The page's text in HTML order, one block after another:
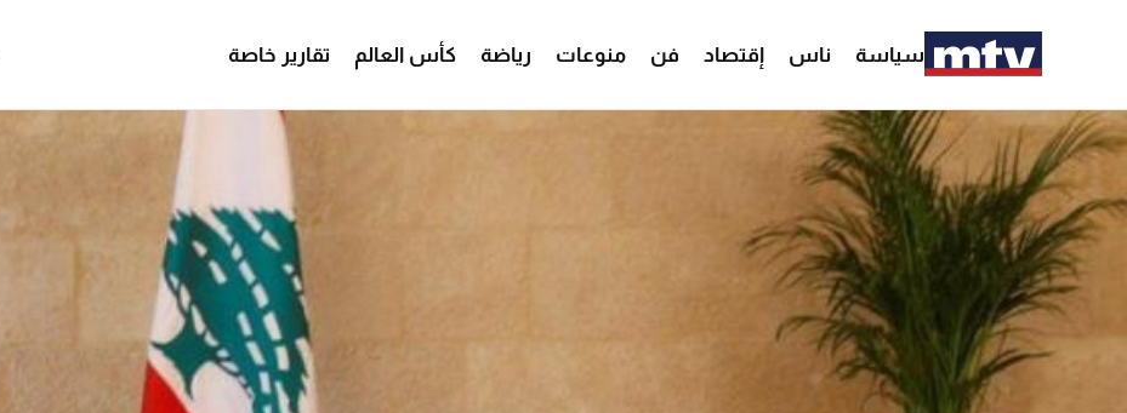
سياسة ناس إقتصاد فن منوعات رياضة كأس العالم تقارير خاصة